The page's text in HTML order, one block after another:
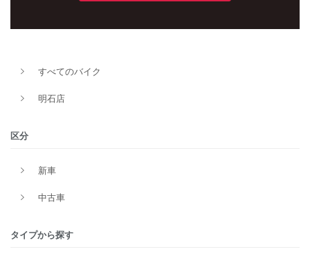
すべてのバイク
明石店
区分
新車
中古車
タイプから探す